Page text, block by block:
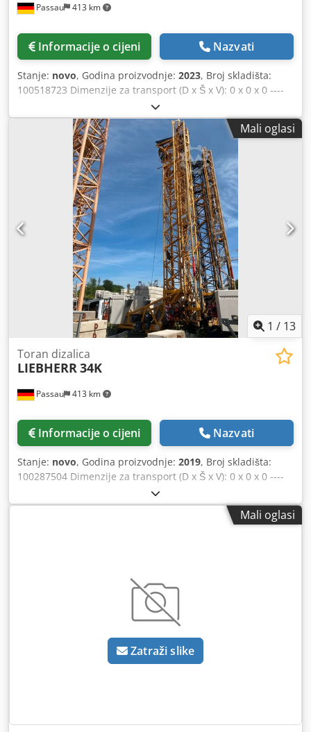
Passau 413 km
Informacije o cijeni Nazvati
Stanje: novo, Godina proizvodnje: 2023, Broj skladišta:
100518723 Dimenzije za transport (D x Š x V): 0 x 0 x 0 ----
Oprema: Visina kuke: 21 m Domet: 33 m Boja: žuta i siva, u
novom dizajnu tvrtke Liebherr Uključuje protutež: 9 ploča,
svaka težine 1530 kg Dkjdpfezkztqex Agdor Uključuje
ograničivač okretanja i gibanja kolica Uključuje adapter za
stražnju osovinu Uključuje transformator: 1,5 kVA Produžni
kabel Lokacija: Passau
Mali oglasi
1 / 13
Passau 413 km
Toran dizalica
LIEBHERR34K
Informacije o cijeni Nazvati
Stanje: novo, Godina proizvodnje: 2019, Broj skladišta:
100287504 Dimenzije za transport (D x Š x V): 0 x 0 x 0 ----
Oprema: Dsdpfx Aezkzr Tegdjkr Visina kukice: 21 m Domet:
33 m Boja: žuta Uključuje protuuter: 9 ploča, po 1530 kg
Uključuje ograničivač okretanja i kretanja kolica Uključuje
Mali oglasi
Zatraži slike